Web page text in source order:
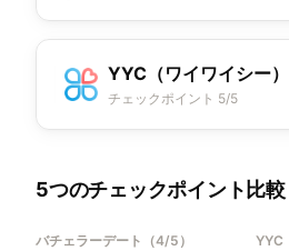
YYC（ワイワイシー）
チェックポイント 5/5
5つのチェックポイント比較
バチェラーデート （4/5 ） YYC